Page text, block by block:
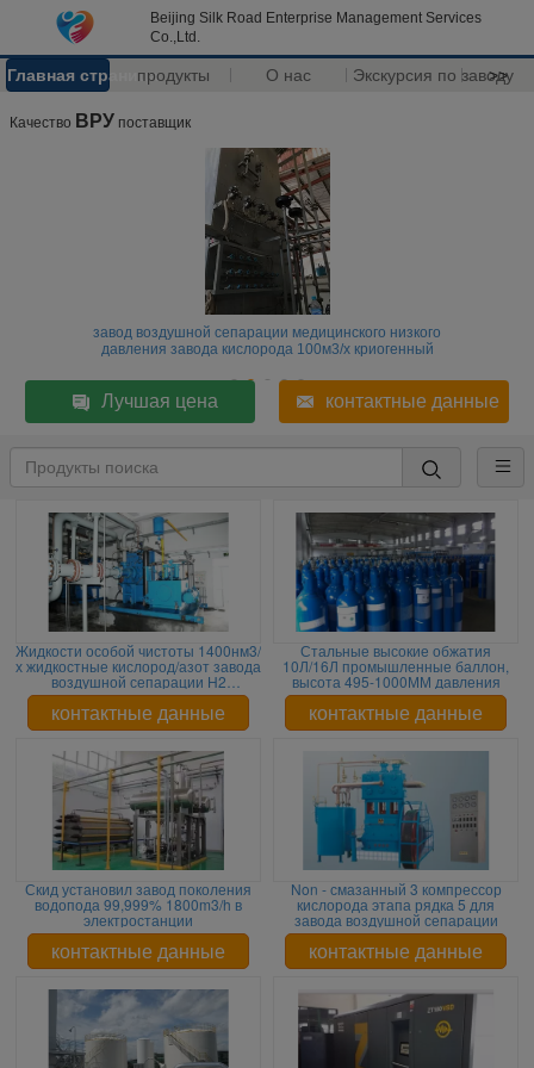
Beijing Silk Road Enterprise Management Services
Co.,Ltd.
Главная страницапродукты О нас Экскурсия по заводу
>>
Качество ВРУ поставщик
завод воздушной сепарации медицинского низкого
давления завода кислорода 100м3/х криогенный
Лучшая цена контактные данные
Жидкости особой чистоты 1400нм3/
х жидкостные кислород/азот завода
воздушной сепарации Н2
О2ий/2000нм3/х производя машину
контактные данные
Стальные высокие обжатия
10Л/16Л промышленные баллон,
высота 495-1000ММ давления
контактные данные
Скид установил завод поколения
водопода 99,999% 1800m3/h в
электростанции
контактные данные
Non - смазанный 3 компрессор
кислорода этапа рядка 5 для
завода воздушной сепарации
контактные данные